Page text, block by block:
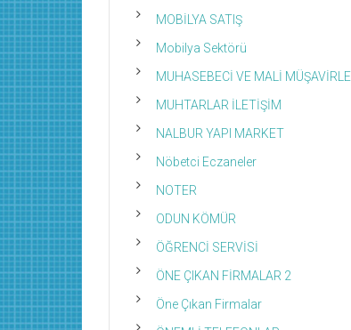
MOBİLYA SATIŞ
Mobilya Sektörü
MUHASEBECİ VE MALİ
MUHTARLAR İLETİŞİM
NALBUR YAPI MARKET
Nöbetci Eczaneler
NOTER
ODUN KÖMÜR
ÖĞRENCİ SERVİSİ
ÖNE ÇIKAN FİRMALAR 2
Öne Çıkan Firmalar